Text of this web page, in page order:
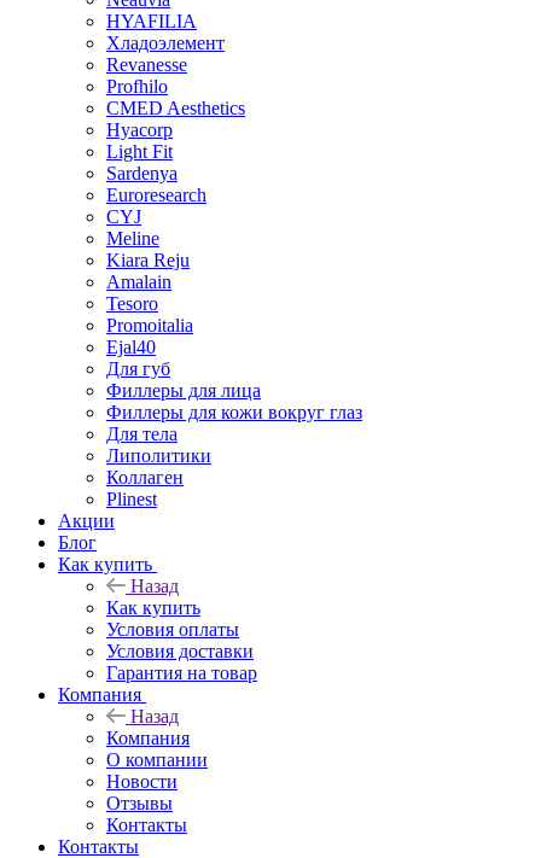
HYAFILIA
Хладоэлемент
Revanesse
Profhilo
CMED Aesthetics
Hyacorp
Light Fit
Sardenya
Euroresearch
CYJ
Meline
Kiara Reju
Amalain
Tesoro
Promoitalia
Ejal40
Для губ
Филлеры для лица
Филлеры для кожи вокруг глаз
Для тела
Липолитики
Коллаген
Plinest
Акции
Блог
Как купить
Назад
Как купить
Условия оплаты
Условия доставки
Гарантия на товар
Компания
Назад
Компания
О компании
Новости
Отзывы
Контакты
Контакты